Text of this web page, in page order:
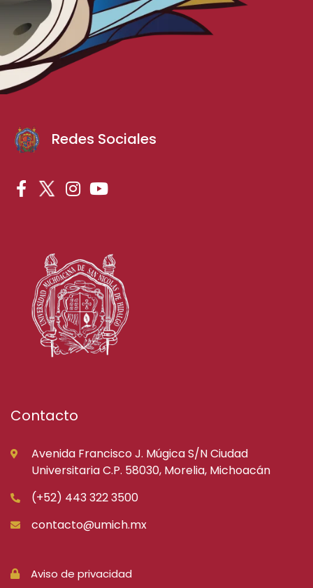
Redes Sociales
Contacto
Avenida Francisco J. Múgica S/N Ciudad
Universitaria C.P. 58030, Morelia, Michoacán
(+52) 443 322 3500
contacto@umich.mx
Aviso de privacidad